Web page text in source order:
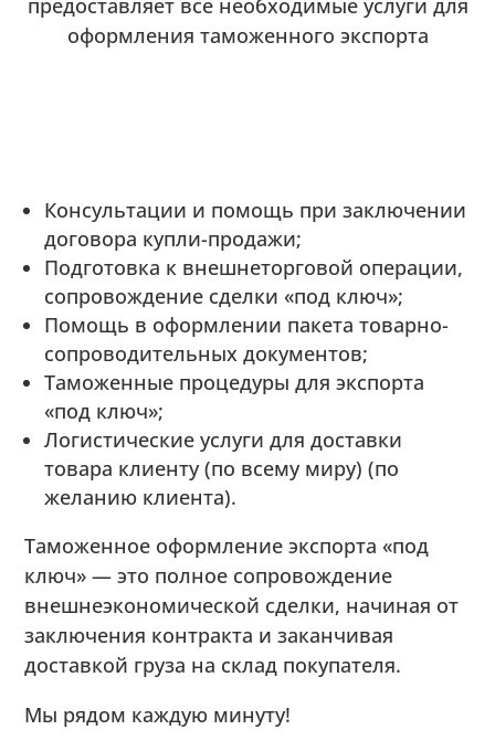
предоставляет все необходимые услуги для
оформления таможенного экспорта
Консультации и помощь при заключении
договора купли-продажи;
Подготовка к внешнеторговой операции,
сопровождение сделки «под ключ»;
Помощь в оформлении пакета товарно-
сопроводительных документов;
Таможенные процедуры для экспорта
«под ключ»;
Логистические услуги для доставки
товара клиенту (по всему миру) (по
желанию клиента).
Таможенное оформление экспорта «под
ключ» — это полное сопровождение
внешнеэкономической сделки, начиная от
заключения контракта и заканчивая
доставкой груза на склад покупателя.
Мы рядом каждую минуту!